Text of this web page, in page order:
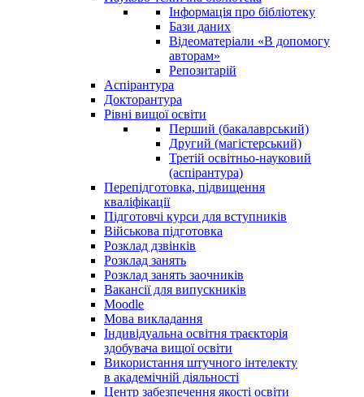
Інформація про бібліотеку
Бази даних
Відеоматеріали «В допомогу
авторам»
Репозитарій
Аспірантура
Докторантура
Рівні вищої освіти
Перший (бакалаврський)
Другий (магістерський)
Третій освітньо-науковий
(аспірантура)
Перепідготовка, підвищення
кваліфікації
Пiдготовчі курси для вступників
Військова підготовка
Розклад дзвінків
Розклад занять
Розклад занять заочників
Вакансії для випускників
Moodle
Мова викладання
Індивідуальна освітня траєкторія
здобувача вищої освіти
Використання штучного інтелекту
в академічній діяльності
Центр забезпечення якості освіти